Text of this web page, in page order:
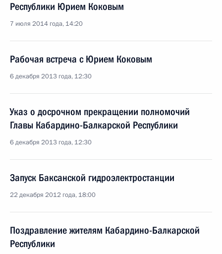
Республики Юрием Коковым
7 июля 2014 года, 14:20
Рабочая встреча с Юрием Коковым
6 декабря 2013 года, 12:30
Указ о досрочном прекращении полномочий
Главы Кабардино-Балкарской Республики
6 декабря 2013 года, 12:30
Запуск Баксанской гидроэлектростанции
22 декабря 2012 года, 18:00
Поздравление жителям Кабардино-Балкарской
Республики